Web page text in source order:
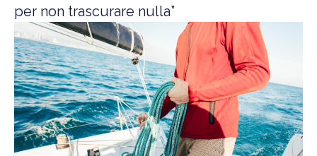
per non trascurare nulla”